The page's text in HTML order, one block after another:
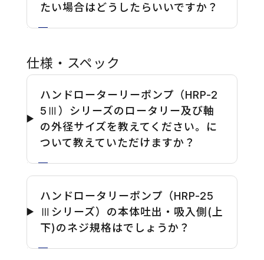
たい場合はどうしたらいいですか？
仕様・スペック
ハンドローターリーポンプ（HRP-2
5Ⅲ）シリーズのロータリー及び軸
の外径サイズを教えてください。に
ついて教えていただけますか？
ハンドロータリーポンプ（HRP-25
Ⅲシリーズ）の本体吐出・吸入側(上
下)のネジ規格はでしょうか？